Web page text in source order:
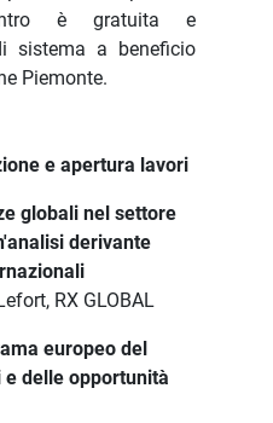
è gratuita e
sistema a beneficio
Piemonte.
e apertura lavori
globali nel settore
derivante
GLOBAL
europeo del
delle opportunità